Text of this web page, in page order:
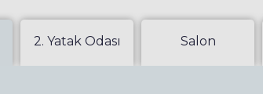
2. Yatak Odası Salon